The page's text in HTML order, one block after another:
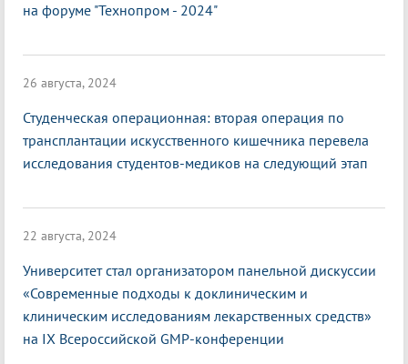
на форуме "Технопром - 2024"
26 августа, 2024
Студенческая операционная: вторая операция по
трансплантации искусственного кишечника перевела
исследования студентов-медиков на следующий этап
22 августа, 2024
Университет стал организатором панельной дискуссии
«Современные подходы к доклиническим и
клиническим исследованиям лекарственных средств»
на IX Всероссийской GMP-конференции